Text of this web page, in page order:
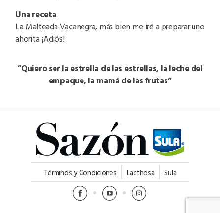
Una receta
La Malteada Vacanegra, más bien me iré a preparar uno
ahorita ¡Adiós!.
“Quiero ser la estrella de las estrellas, la leche del
empaque, la mamá de las frutas”
Términos y Condiciones Lacthosa Sula